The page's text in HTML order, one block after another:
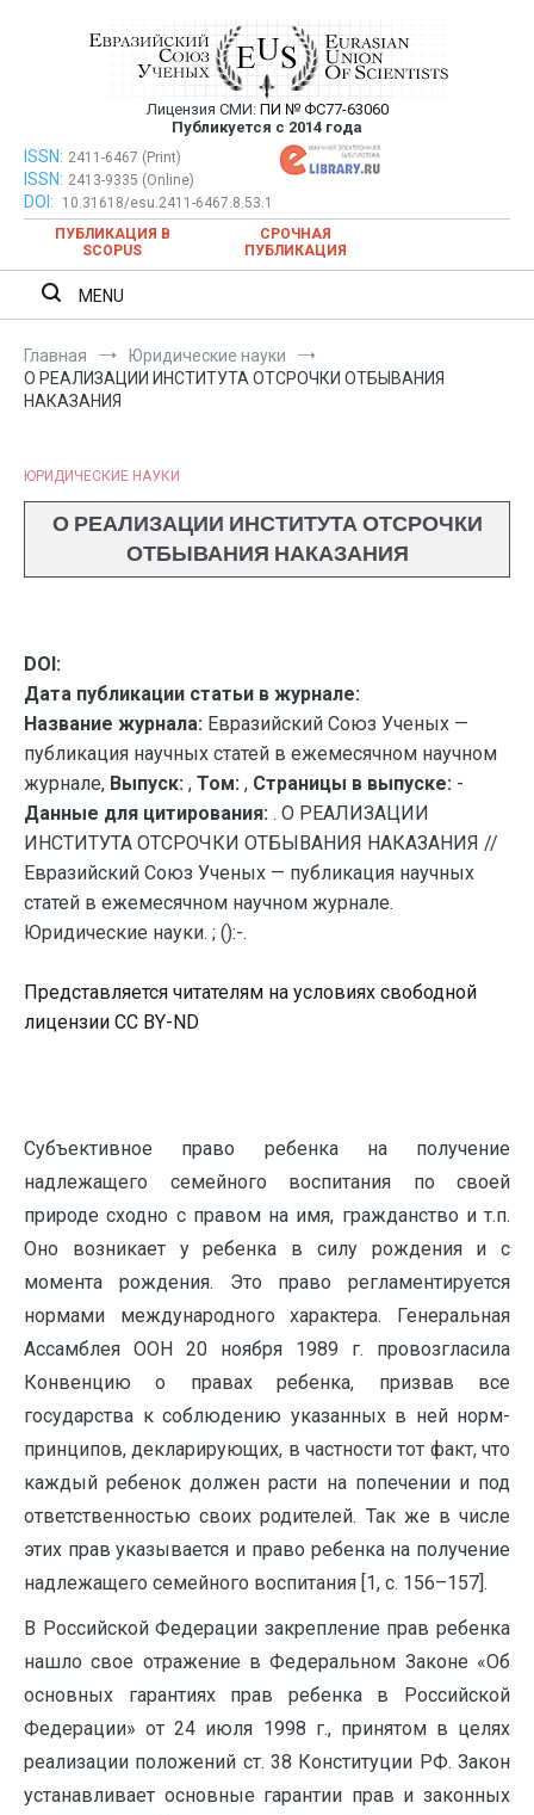
Евразийский Союз Ученых —
публикация научных статей в
ежемесячном научном журнале
Лицензия СМИ: ПИ № ФС77-63060
Публикуется с 2014 года
Евразийский Союз Ученых — публикация научных статей в
ежемесячном научном журнале
ISSN: 2411-6467 (Print)
ISSN: 2413-9335 (Online)
DOI:
10.31618/esu.2411-6467.8.53.1
ПУБЛИКАЦИЯ В
SCOPUS
СРОЧНАЯ
ПУБЛИКАЦИЯ
MENU
Главная
Юридические науки
О РЕАЛИЗАЦИИ ИНСТИТУТА ОТСРОЧКИ ОТБЫВАНИЯ
НАКАЗАНИЯ
ЮРИДИЧЕСКИЕ НАУКИ
О РЕАЛИЗАЦИИ ИНСТИТУТА ОТСРОЧКИ
ОТБЫВАНИЯ НАКАЗАНИЯ
DOI:
Дата публикации статьи в журнале:
Название журнала: Евразийский Союз Ученых —
публикация научных статей в ежемесячном научном
журнале, Выпуск: , Том: , Страницы в выпуске: -
Данные для цитирования: . О РЕАЛИЗАЦИИ
ИНСТИТУТА ОТСРОЧКИ ОТБЫВАНИЯ НАКАЗАНИЯ //
Евразийский Союз Ученых — публикация научных
статей в ежемесячном научном журнале.
Юридические науки. ; ():-.
Представляется читателям на условиях свободной
лицензии CC BY-ND
Субъективное право ребенка на получение
надлежащего семейного воспитания по своей
природе сходно с правом на имя, гражданство и т.п.
Оно возникает у ребенка в силу рождения и с
момента рождения. Это право регламентируется
нормами международного характера. Генеральная
Ассамблея ООН 20 ноября 1989 г. провозгласила
Конвенцию о правах ребенка, призвав все
государства к соблюдению указанных в ней норм-
принципов, декларирующих, в частности тот факт, что
каждый ребенок должен расти на попечении и под
ответственностью своих родителей. Так же в числе
этих прав указывается и право ребенка на получение
надлежащего семейного воспитания [1, с. 156–157].
В Российской Федерации закрепление прав ребенка
нашло свое отражение в Федеральном Законе «Об
основных гарантиях прав ребенка в Российской
Федерации» от 24 июля 1998 г., принятом в целях
реализации положений ст. 38 Конституции РФ. Закон
устанавливает основные гарантии прав и законных